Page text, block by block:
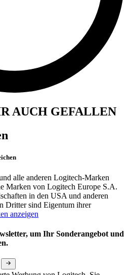
AUCH GEFALLEN
alle anderen Logitech-Marken
Marken von Logitech Europe S.A.
in den USA und anderen
Dritter sind Eigentum ihrer
anzeigen
um Ihr Sonderangebot und